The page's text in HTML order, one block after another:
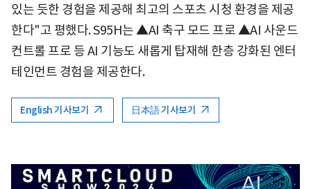
있는 듯한 경험을 제공해 최고의 스포츠 시청 환경을 제공
한다"고 평했다. S95H는 ▲AI 축구 모드 프로 ▲AI 사운드
컨트롤 프로 등 AI 기능도 새롭게 탑재해 한층 강화된 엔터
테인먼트 경험을 제공한다.
English 기사보기 日本語 기사보기